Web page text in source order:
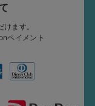
ます。
ペイメント